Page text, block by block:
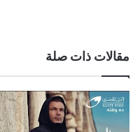
مقالات ذات صلة